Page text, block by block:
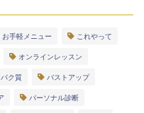
お手軽メニュー これやって
オンラインレッスン
ク質 バストアップ
パーソナル診断